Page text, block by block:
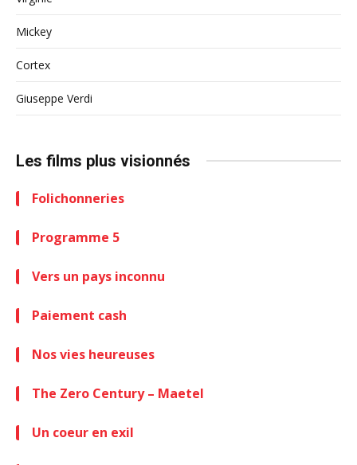
Mickey
Cortex
Giuseppe Verdi
Les films plus visionnés
Folichonneries
Programme 5
Vers un pays inconnu
Paiement cash
Nos vies heureuses
The Zero Century – Maetel
Un coeur en exil